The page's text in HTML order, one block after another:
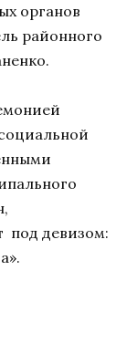
органов
районного
под девизом: